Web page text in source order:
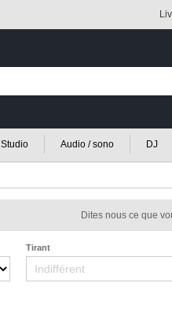
Studio Audio / sono DJ
Dites nous ce que
Tirant